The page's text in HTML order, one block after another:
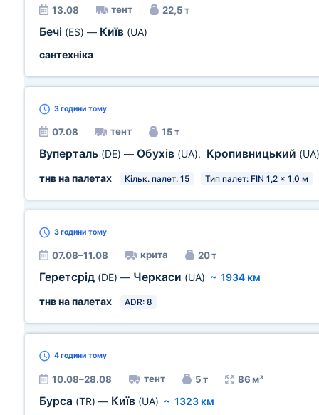
13.08 тент 22,5 т
Бечі (ES) — Київ (UA)
сантехніка
3 години тому
07.08 тент 15 т
Вуперталь (DE) — Обухів (UA), Кропивницький (UA)
тнв на палетах
Кільк. палет: 15 Тип палет: FIN 1,2 x 1,0 м
3 години тому
07.08–11.08 крита 20 т
Геретсрід (DE) — Черкаси (UA) ~ 1934 км
тнв на палетах
ADR: 8
4 години тому
10.08–28.08 тент 5 т 86 м³
Бурса (TR) — Київ (UA) ~ 1323 км